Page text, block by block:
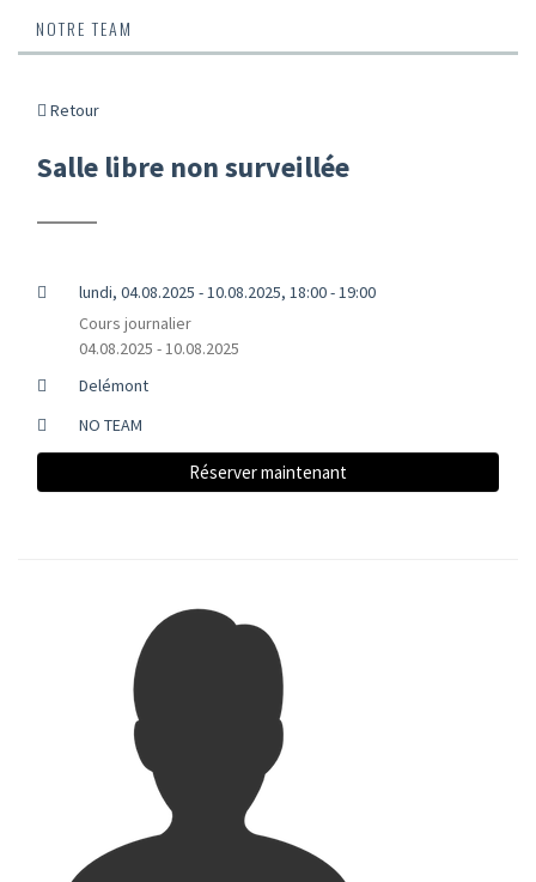
NOTRE TEAM
Retour
Salle libre non surveillée
lundi, 04.08.2025 - 10.08.2025, 18:00 - 19:00
Cours journalier
04.08.2025 - 10.08.2025
Delémont
NO TEAM
Réserver maintenant